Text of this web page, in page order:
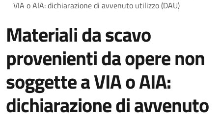
VIA o AIA: dichiarazione di avvenuto utilizzo (DAU)
Materiali da scavo
provenienti da opere non
soggette a VIA o AIA:
dichiarazione di avvenuto